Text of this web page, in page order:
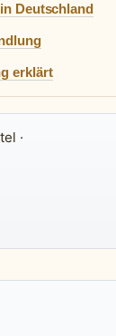
Deutschland
erklärt
·